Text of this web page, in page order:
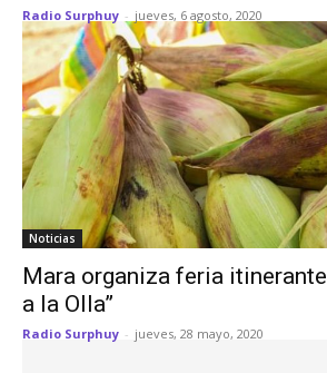
Radio Surphuy - jueves, 6 agosto, 2020
Noticias
Mara organiza feria itinerante
a la Olla”
Radio Surphuy - jueves, 28 mayo, 2020